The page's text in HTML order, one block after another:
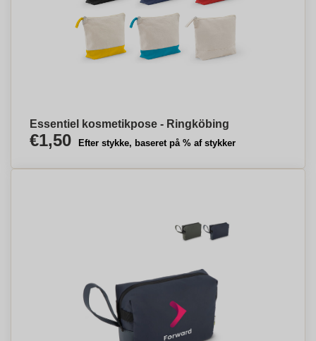
Essentiel kosmetikpose - Ringköbing
€1,50 Efter stykke, baseret på % af stykker